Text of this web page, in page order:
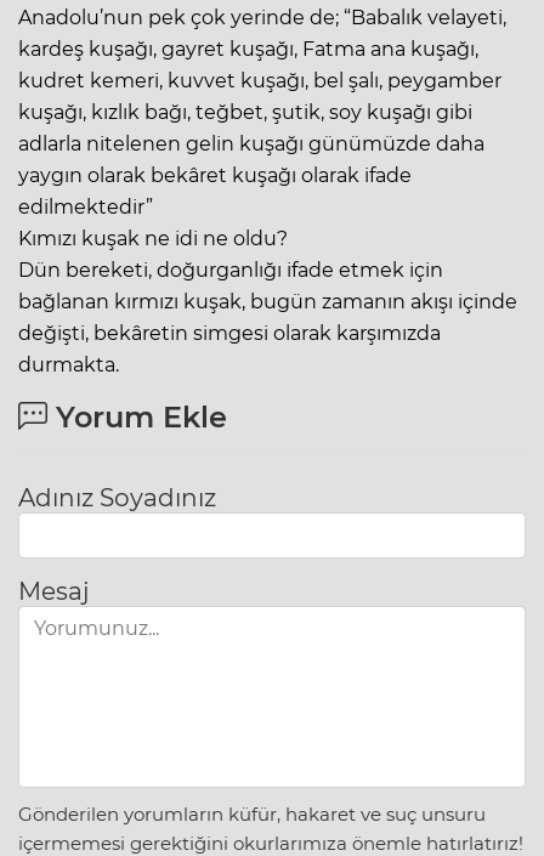
Anadolu’nun pek çok yerinde de; “Babalık velayeti,
kardeş kuşağı, gayret kuşağı, Fatma ana kuşağı,
kudret kemeri, kuvvet kuşağı, bel şalı, peygamber
kuşağı, kızlık bağı, teğbet, şutik, soy kuşağı gibi
adlarla nitelenen gelin kuşağı günümüzde daha
yaygın olarak bekâret kuşağı olarak ifade
edilmektedir”
Kımızı kuşak ne idi ne oldu?
Dün bereketi, doğurganlığı ifade etmek için
bağlanan kırmızı kuşak, bugün zamanın akışı içinde
değişti, bekâretin simgesi olarak karşımızda
durmakta.
Yorum Ekle
Adınız Soyadınız
Mesaj
Gönderilen yorumların küfür, hakaret ve suç unsuru
içermemesi gerektiğini okurlarımıza önemle hatırlatırız!